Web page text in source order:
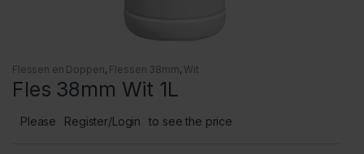
Flessen en Doppen, Flessen 38mm, Wit
Fles 38mm Wit 1L
Please Register/Login to see the price